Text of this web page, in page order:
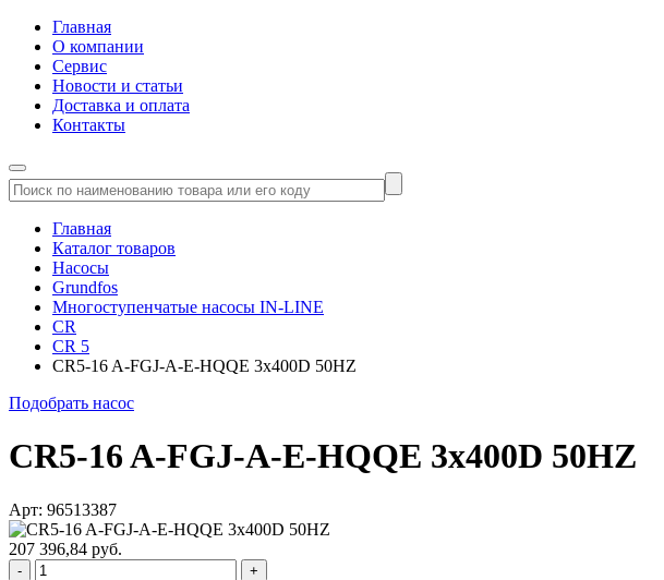
Главная
О компании
Сервис
Новости и статьи
Доставка и оплата
Контакты
Главная
Каталог товаров
Насосы
Grundfos
Многоступенчатые насосы IN-LINE
CR
CR 5
CR5-16 A-FGJ-A-E-HQQE 3x400D 50HZ
Подобрать насос
CR5-16 A-FGJ-A-E-HQQE 3x400D 50HZ
Арт: 96513387
207 396,84 руб.
- +